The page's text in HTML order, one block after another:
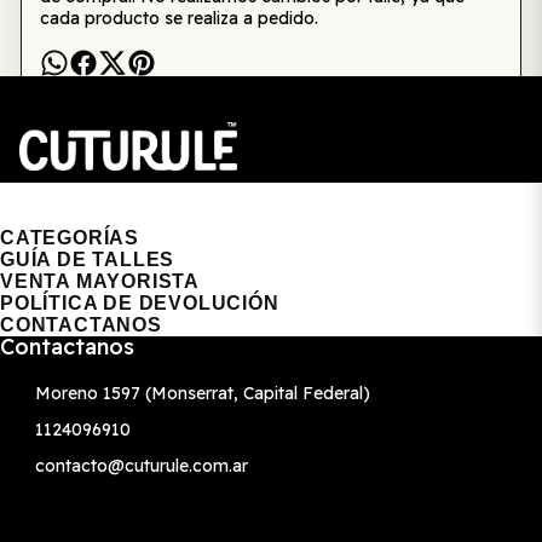
cada producto se realiza a pedido.
CATEGORÍAS
GUÍA DE TALLES
VENTA MAYORISTA
POLÍTICA DE DEVOLUCIÓN
CONTACTANOS
Contactanos
Moreno 1597 (Monserrat, Capital Federal)
1124096910
contacto@cuturule.com.ar